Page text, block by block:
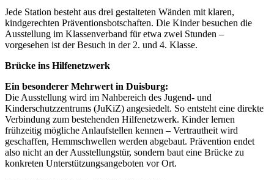
Jede Station besteht aus drei gestalteten Wänden mit klaren,
kindgerechten Präventionsbotschaften. Die Kinder besuchen die
Ausstellung im Klassenverband für etwa zwei Stunden –
vorgesehen ist der Besuch in der 2. und 4. Klasse.
Brücke ins Hilfenetzwerk
Ein besonderer Mehrwert in Duisburg:
Die Ausstellung wird im Nahbereich des Jugend- und
Kinderschutzzentrums (JuKiZ) angesiedelt. So entsteht eine direkte
Verbindung zum bestehenden Hilfenetzwerk. Kinder lernen
frühzeitig mögliche Anlaufstellen kennen – Vertrautheit wird
geschaffen, Hemmschwellen werden abgebaut. Prävention endet
also nicht an der Ausstellungstür, sondern baut eine Brücke zu
konkreten Unterstützungsangeboten vor Ort.